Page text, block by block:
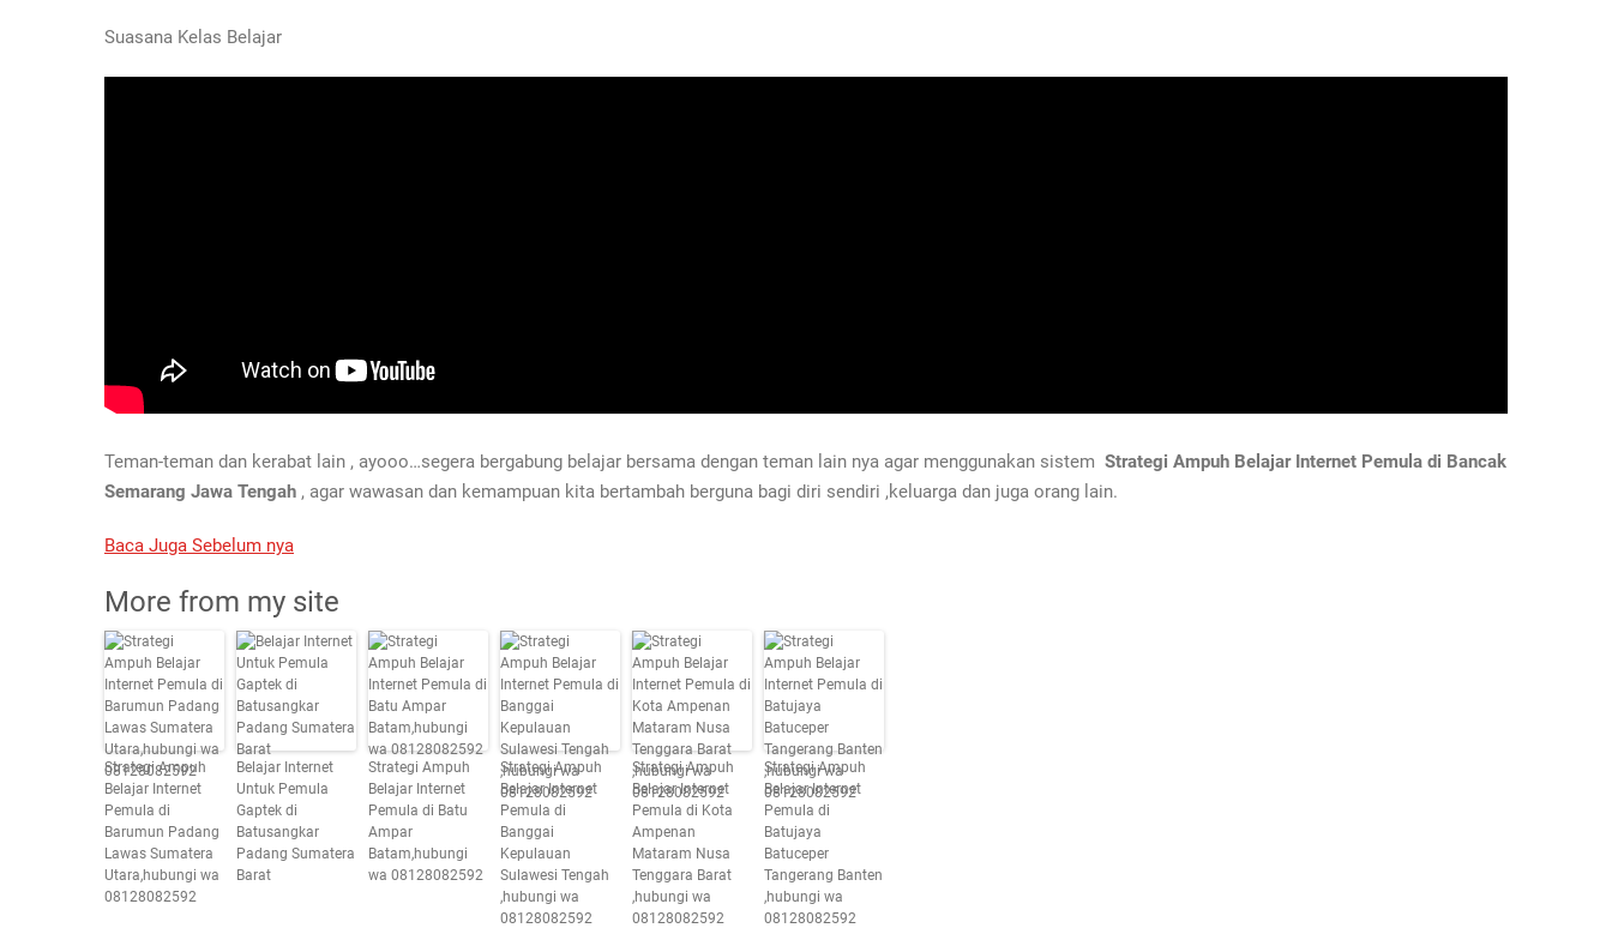
Suasana Kelas Belajar
Teman-teman dan kerabat lain , ayooo…segera bergabung belajar bersama dengan teman lain nya agar menggunakan sistem Strategi Ampuh Belajar Internet Pemula di Bancak
Semarang Jawa Tengah , agar wawasan dan kemampuan kita bertambah berguna bagi diri sendiri ,keluarga dan juga orang lain.
Baca Juga Sebelum nya
More from my site
Strategi Ampuh
Belajar Internet
Pemula di
Barumun Padang
Lawas Sumatera
Utara,hubungi wa
08128082592
Belajar Internet
Untuk Pemula
Gaptek di
Batusangkar
Padang Sumatera
Barat
Strategi Ampuh
Belajar Internet
Pemula di Batu
Ampar
Batam,hubungi
wa 08128082592
Strategi Ampuh
Belajar Internet
Pemula di
Banggai
Kepulauan
Sulawesi Tengah
,hubungi wa
08128082592
Strategi Ampuh
Belajar Internet
Pemula di Kota
Ampenan
Mataram Nusa
Tenggara Barat
,hubungi wa
08128082592
Strategi Ampuh
Belajar Internet
Pemula di
Batujaya
Batuceper
Tangerang Banten
,hubungi wa
08128082592